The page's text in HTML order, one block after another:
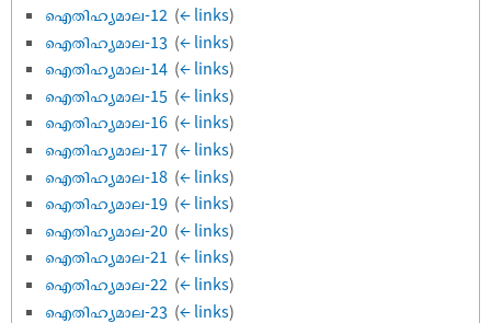
ഐതിഹ്യമാല-12 (← links)
ഐതിഹ്യമാല-13 (← links)
ഐതിഹ്യമാല-14 (← links)
ഐതിഹ്യമാല-15 (← links)
ഐതിഹ്യമാല-16 (← links)
ഐതിഹ്യമാല-17 (← links)
ഐതിഹ്യമാല-18 (← links)
ഐതിഹ്യമാല-19 (← links)
ഐതിഹ്യമാല-20 (← links)
ഐതിഹ്യമാല-21 (← links)
ഐതിഹ്യമാല-22 (← links)
ഐതിഹ്യമാല-23 (← links)